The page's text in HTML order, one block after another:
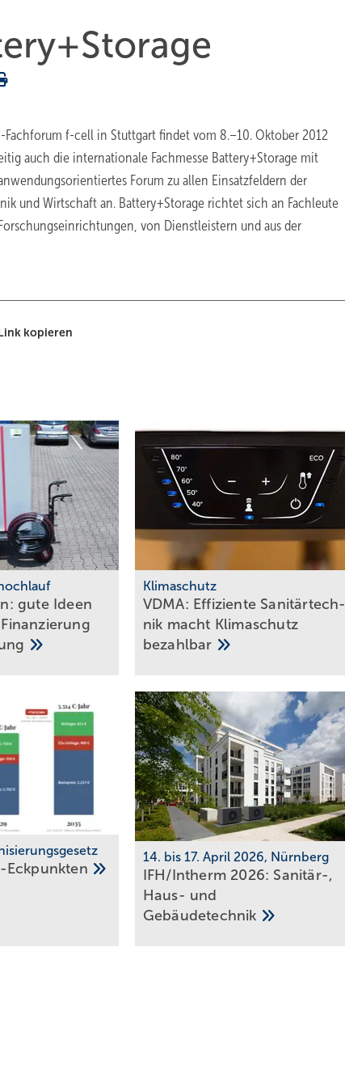
f-cell in Stuttgart findet vom 8.–10. Oktober 2012
auch die internationale Fachmesse Battery+Storage mit
Forum zu allen Einsatzfeldern der
und Wirtschaft an. Battery+Storage richtet sich an Fachleute
von Dienstleistern und aus der
kopieren
gute Ideen
Klimaschutz
VDMA: Effiziente Sanitär­tech­
nik macht Klima­schutz
bezahlbar
Eckpunkten
14. bis 17. April 2026, Nürnberg
IFH/Intherm 2026: Sanitär-,
Haus- und
Ge­bäu­de­tech­nik